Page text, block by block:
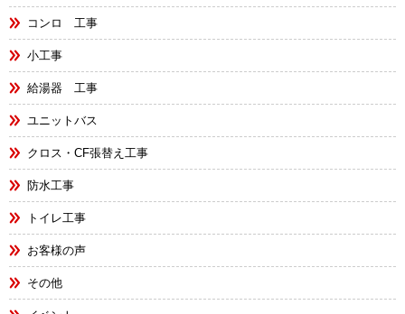
コンロ 工事
小工事
給湯器 工事
ユニットバス
クロス・CF張替え工事
防水工事
トイレ工事
お客様の声
その他